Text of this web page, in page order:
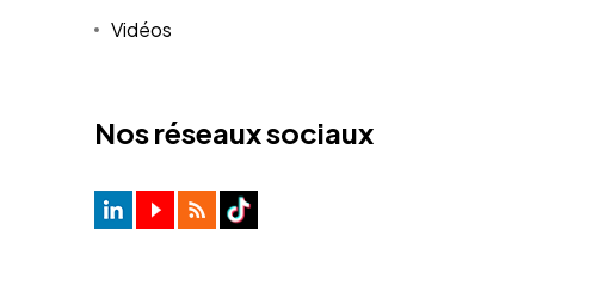
Vidéos
Nos réseaux sociaux